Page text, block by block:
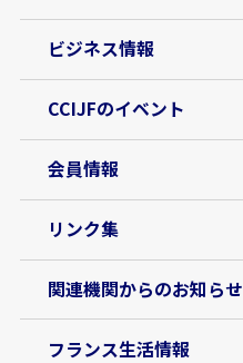
ビジネス情報
CCIJFのイベント
会員情報
リンク集
関連機関からのお知らせ
フランス生活情報